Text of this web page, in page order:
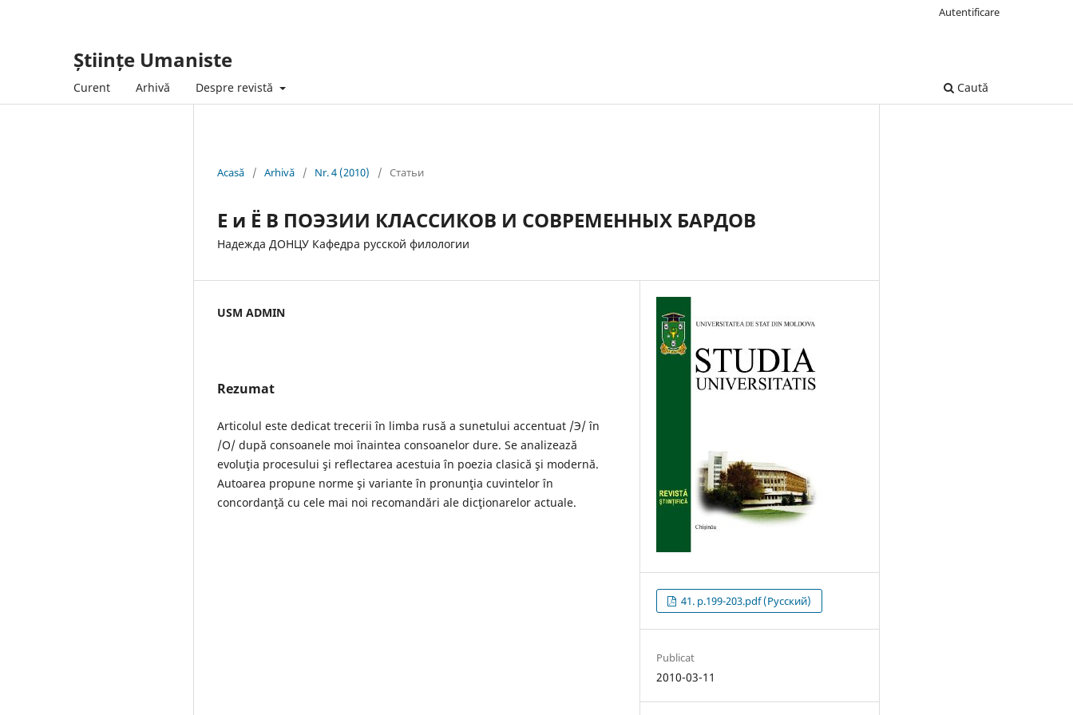
Științe Umaniste
Curent Arhivă Despre revistă Caută
Autentificare
Acasă / Arhivă / Nr. 4 (2010) / Статьи
Е и Ё В ПОЭЗИИ КЛАССИКОВ И СОВРЕМЕННЫХ БАРДОВ
Надежда ДОНЦУ Кафедра русской филологии
USM ADMIN
Rezumat
Articolul este dedicat trecerii în limba rusă a sunetului accentuat /Э/ în
/O/ după consoanele moi înaintea consoanelor dure. Se analizează
evoluţia procesului şi reflectarea acestuia în poezia clasică şi modernă.
Autoarea propune norme şi variante în pronunţia cuvintelor în
concordanţă cu cele mai noi recomandări ale dicţionarelor actuale.
41. p.199-203.pdf (Русский)
Publicat
2010-03-11